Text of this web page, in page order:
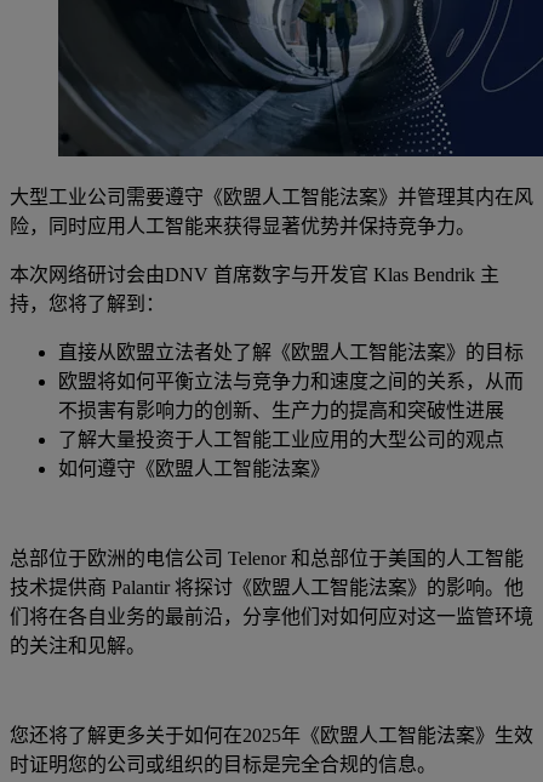
大型工业公司需要遵守《欧盟人工智能法案》并管理其内在风
险，同时应用人工智能来获得显著优势并保持竞争力。
本次网络研讨会由DNV 首席数字与开发官 Klas Bendrik 主
持，您将了解到：
直接从欧盟立法者处了解《欧盟人工智能法案》的目标
欧盟将如何平衡立法与竞争力和速度之间的关系，从而
不损害有影响力的创新、生产力的提高和突破性进展
了解大量投资于人工智能工业应用的大型公司的观点
如何遵守《欧盟人工智能法案》
总部位于欧洲的电信公司 Telenor 和总部位于美国的人工智能
技术提供商 Palantir 将探讨《欧盟人工智能法案》的影响。他
们将在各自业务的最前沿，分享他们对如何应对这一监管环境
的关注和见解。
您还将了解更多关于如何在2025年《欧盟人工智能法案》生效
时证明您的公司或组织的目标是完全合规的信息。